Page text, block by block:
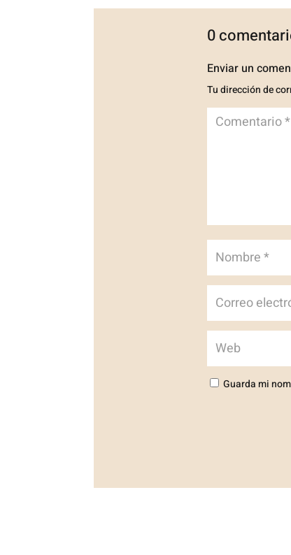
0
Enviar un
Tu dirección de
Guarda mi